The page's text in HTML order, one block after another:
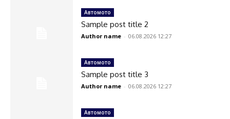
Автомото
Sample post title 2
Author name - 06.08.2026 12:27
Автомото
Sample post title 3
Author name - 06.08.2026 12:27
Автомото